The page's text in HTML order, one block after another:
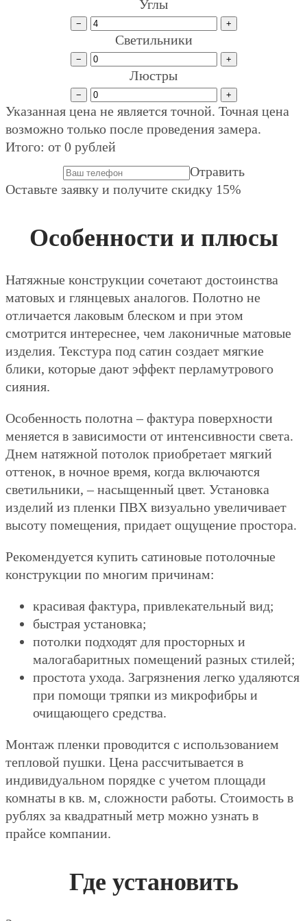
Углы
− +
Светильники
− +
Люстры
− +
Указанная цена не является точной. Точная цена
возможно только после проведения замера.
Итого: от 0 рублей
Отравить
Оставьте заявку и получите скидку 15%
Особенности и плюсы
Натяжные конструкции сочетают достоинства
матовых и глянцевых аналогов. Полотно не
отличается лаковым блеском и при этом
смотрится интереснее, чем лаконичные матовые
изделия. Текстура под сатин создает мягкие
блики, которые дают эффект перламутрового
сияния.
Особенность полотна – фактура поверхности
меняется в зависимости от интенсивности света.
Днем натяжной потолок приобретает мягкий
оттенок, в ночное время, когда включаются
светильники, – насыщенный цвет. Установка
изделий из пленки ПВХ визуально увеличивает
высоту помещения, придает ощущение простора.
Рекомендуется купить сатиновые потолочные
конструкции по многим причинам:
красивая фактура, привлекательный вид;
быстрая установка;
потолки подходят для просторных и
малогабаритных помещений разных стилей;
простота ухода. Загрязнения легко удаляются
при помощи тряпки из микрофибры и
очищающего средства.
Монтаж пленки проводится с использованием
тепловой пушки. Цена рассчитывается в
индивидуальном порядке с учетом площади
комнаты в кв. м, сложности работы. Стоимость в
рублях за квадратный метр можно узнать в
прайсе компании.
Где установить